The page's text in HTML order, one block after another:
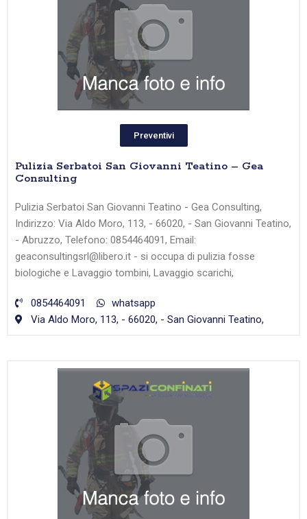
Preventivi
Pulizia Serbatoi San Giovanni Teatino – Gea
Consulting
Pulizia Serbatoi San Giovanni Teatino - Gea Consulting,
Indirizzo: Via Aldo Moro, 113, - 66020, - San Giovanni Teatino,
- Abruzzo, Telefono: 0854464091, Email:
geaconsultingsrl@libero.it - si occupa di pulizia fosse
biologiche e Lavaggio tombini, Lavaggio scarichi,
0854464091
whatsapp
Via Aldo Moro, 113, - 66020, - San Giovanni Teatino,